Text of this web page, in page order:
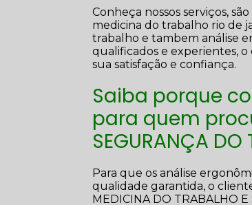
Conheça nossos serviços,
medicina do trabalho rio de
trabalho e tambem análise
qualificados e experientes,
sua satisfação e confiança.
Saiba porque
para quem
SEGURANÇA DO
Para que os análise
qualidade garantida, o
MEDICINA DO TRABALHO